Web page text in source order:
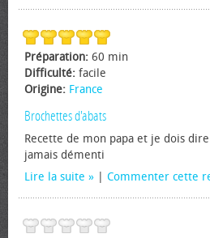
Préparation: 60 min
Difficulté: facile
Origine: France
Brochettes d'abats
Recette de mon papa et je dois
jamais démenti
Lire la suite
Commenter cette